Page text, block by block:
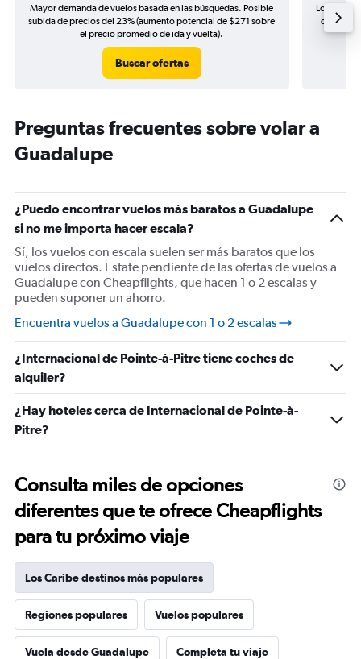
Mayor demanda de vuelos basada en las búsquedas. Posible
subida de precios del 23% (aumento potencial de $271 sobre
el precio promedio de ida y vuelta).
Buscar ofertas
Los
de
Preguntas frecuentes sobre volar a
Guadalupe
¿Puedo encontrar vuelos más baratos a Guadalupe
si no me importa hacer escala?
Sí, los vuelos con escala suelen ser más baratos que los
vuelos directos. Estate pendiente de las ofertas de vuelos a
Guadalupe con Cheapflights, que hacen 1 o 2 escalas y
pueden suponer un ahorro.
Encuentra vuelos a Guadalupe con 1 o 2 escalas
¿Internacional de Pointe-à-Pitre tiene coches de
alquiler?
¿Hay hoteles cerca de Internacional de Pointe-à-
Pitre?
Consulta miles de opciones
diferentes que te ofrece Cheapflights
para tu próximo viaje
Los Caribe destinos más populares
Regiones populares Vuelos populares
Vuela desde Guadalupe Completa tu viaje